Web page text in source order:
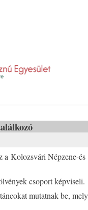
a Kolozsvári Népzene-és
csoport képviseli.
mutatnak be,